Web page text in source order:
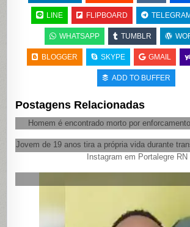
LINE FLIPBOARD TELEGRAM
WHATSAPP TUMBLR
BLOGGER SKYPE GMAIL
ADD TO BUFFER
Postagens Relacionadas
Homem é encontrado morto por
Jovem de 19 anos tira a própria vida durante
Instagram em Portalegre RN